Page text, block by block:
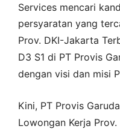
Services mencari
persyaratan yang
Prov. DKI-Jakarta
D3 S1 di PT Provis
dengan visi dan misi
Kini, PT Provis
Lowongan Kerja